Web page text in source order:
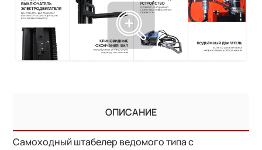
ОПИСАНИЕ
Самоходный штабелер ведомого типа с